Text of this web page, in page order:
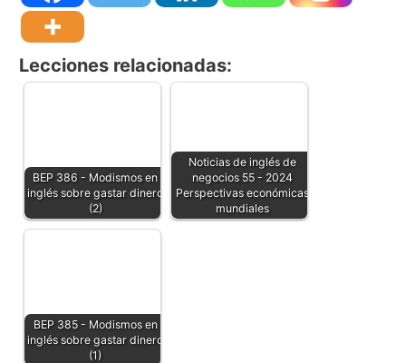
Lecciones relacionadas:
BEP 386 - Modismos en
inglés sobre gastar dinero
(2)
Noticias de inglés de
negocios 55 - 2024
Perspectivas económicas
mundiales
BEP 385 - Modismos en
inglés sobre gastar dinero
(1)